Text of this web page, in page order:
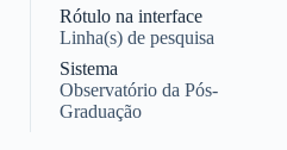
Rótulo na interface
Linha(s) de pesquisa
Sistema
Observatório da Pós-
Graduação